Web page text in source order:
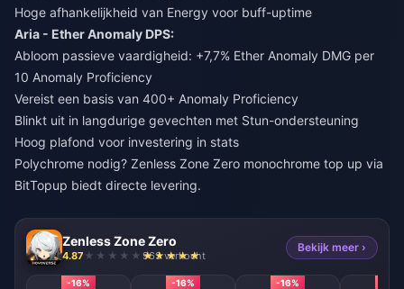
Hoge afhankelijkheid van Energy voor buff-uptime
Aria - Ether Anomaly DPS:
Abloom passieve vaardigheid: +7,7% Ether Anomaly DMG per
10 Anomaly Proficiency
Vereist een basis van 400+ Anomaly Proficiency
Blinkt uit in langdurige gevechten met Stun-ondersteuning
Hoog plafond voor investering in stats
Polychrome nodig? Zenless Zone Zero monochrome top up via
BitTopup biedt directe levering.
Zenless Zone Zero
4.87 963 verkocht
Bekijk meer ›
-16% -16% -16%